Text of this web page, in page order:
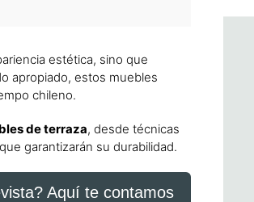
estética, sino que
apropiado, estos muebles
chileno.
de terraza, desde técnicas
garantizarán su durabilidad.
Aquí te contamos